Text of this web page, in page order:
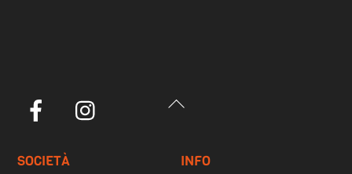
Back
Facebook
SOCIETÀ INFO